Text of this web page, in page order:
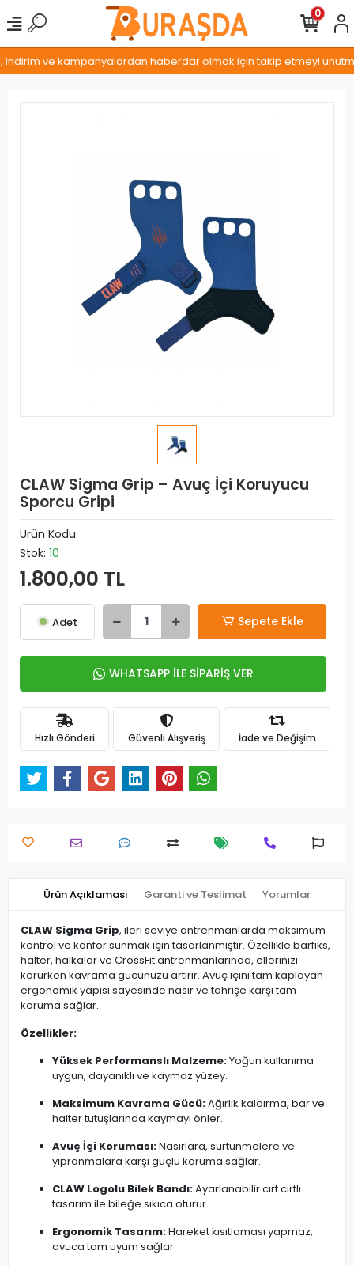
ve kampanyalardan haberdar olmak için takip etmeyi
0
CLAW Sigma Grip – Avuç İçi Koruyucu
Sporcu Gripi
Ürün Kodu:
Stok: 10
1.800,00 TL
Adet Sepete Ekle
WHATSAPP İLE SİPARİŞ VER
Hızlı Gönderi Güvenli Alışveriş İade ve Değişim
Ürün Açıklaması Garanti ve Teslimat Yorumlar
CLAW Sigma Grip, ileri seviye antrenmanlarda maksimum
kontrol ve konfor sunmak için tasarlanmıştır. Özellikle barfiks,
halter, halkalar ve CrossFit antrenmanlarında, ellerinizi
korurken kavrama gücünüzü artırır. Avuç içini tam kaplayan
ergonomik yapısı sayesinde nasır ve tahrişe karşı tam
koruma sağlar.
Özellikler:
Yüksek Performanslı Malzeme:Yoğun kullanıma
uygun, dayanıklı ve kaymaz yüzey.
Maksimum Kavrama Gücü:Ağırlık kaldırma, bar ve
halter tutuşlarında kaymayı önler.
Avuç İçi Koruması:Nasırlara, sürtünmelere ve
yıpranmalara karşı güçlü koruma sağlar.
CLAW Logolu Bilek Bandı:Ayarlanabilir cırt cırtlı
tasarım ile bileğe sıkıca oturur.
Ergonomik Tasarım:Hareket kısıtlaması yapmaz,
avuca tam uyum sağlar.